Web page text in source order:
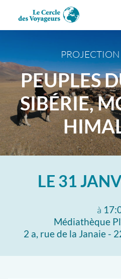
directement
contenu
PEUPLES
SIBÉRIE,
LE 31
à
Médiathèque
2 a, rue de la Janaie -